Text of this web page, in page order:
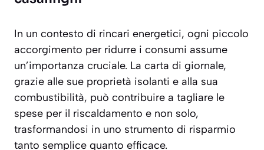
In un contesto di rincari energetici, ogni piccolo
accorgimento per ridurre i consumi assume
un’importanza cruciale. La carta di giornale,
grazie alle sue proprietà isolanti e alla sua
combustibilità, può contribuire a tagliare le
spese per il riscaldamento e non solo,
trasformandosi in uno strumento di risparmio
tanto semplice quanto efficace.